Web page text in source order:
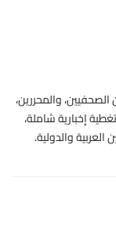
والمحررين،
إخبارية شاملة،
والدولية.